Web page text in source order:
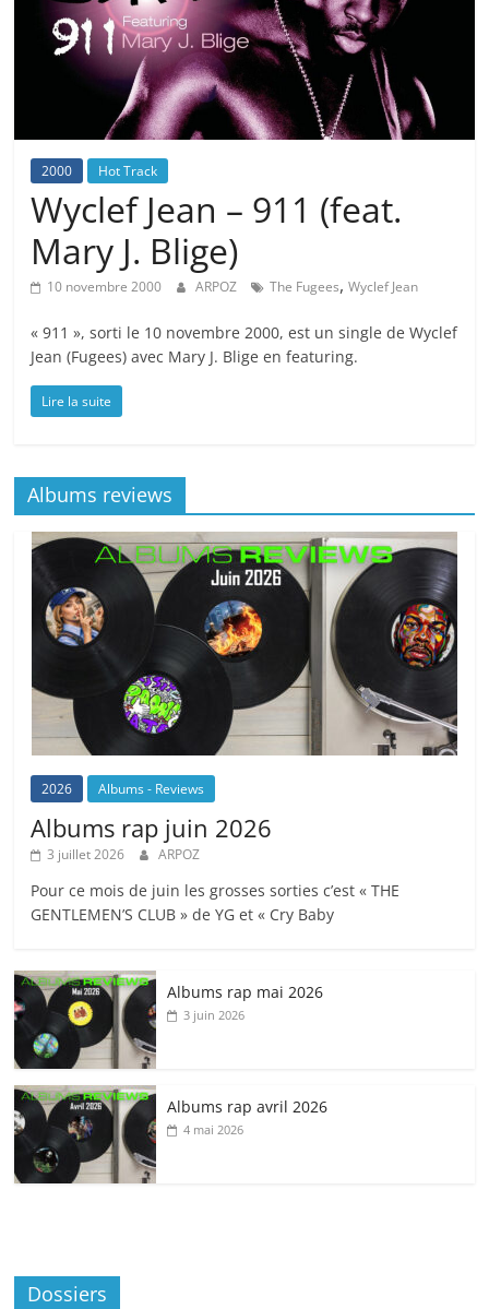
2000 Hot Track
Wyclef Jean – 911 (feat.
Mary J. Blige)
10 novembre 2000 ARPOZ The Fugees,Wyclef Jean
« 911 », sorti le 10 novembre 2000, est un single de Wyclef
Jean (Fugees) avec Mary J. Blige en featuring.
Lire la suite
Albums reviews
2026 Albums - Reviews
Albums rap juin 2026
3 juillet 2026 ARPOZ
Pour ce mois de juin les grosses sorties c’est « THE
GENTLEMEN’S CLUB » de YG et « Cry Baby
Albums rap mai 2026
3 juin 2026
Albums rap avril 2026
4 mai 2026
Dossiers